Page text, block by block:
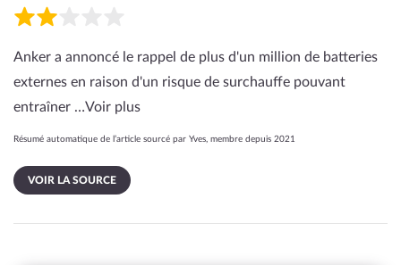
Anker a annoncé le rappel de plus d'un million de batteries
externes en raison d'un risque de surchauffe pouvant
entraîner …Voir plus
Résumé automatique de l’article sourcé par Yves, membre depuis 2021
VOIR LA SOURCE